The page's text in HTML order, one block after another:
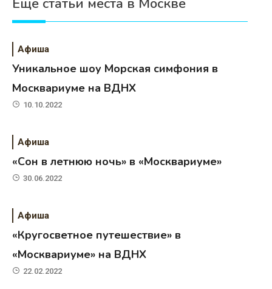
Афиша
Уникальное шоу Морская симфония в
Москвариуме на ВДНХ
10.10.2022
Афиша
«Сон в летнюю ночь» в «Москвариуме»
30.06.2022
Афиша
«Кругосветное путешествие» в
«Москвариуме» на ВДНХ
22.02.2022